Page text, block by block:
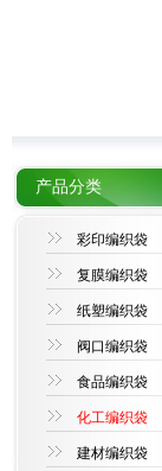
产品分类
彩印编织袋
复膜编织袋
纸塑编织袋
阀口编织袋
食品编织袋
化工编织袋
建材编织袋